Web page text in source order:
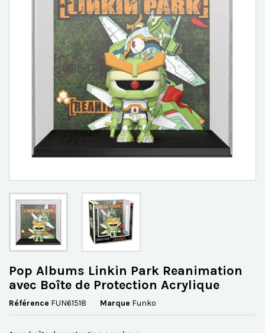
Pop Albums Linkin Park Reanimation
avec Boîte de Protection Acrylique
Référence FUN61518 Marque Funko